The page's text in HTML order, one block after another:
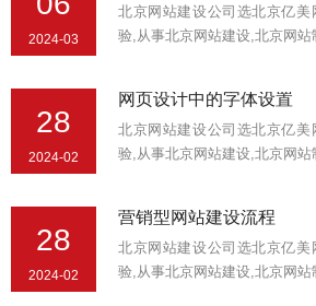
2024-03
北京网站建设公司选北京亿
验,从事北京网站建设,北京网站
28
2024-02
网页设计中的字体设置
北京网站建设公司选北京亿
验,从事北京网站建设,北京网站
28
2024-02
营销型网站建设流程
北京网站建设公司选北京亿
验,从事北京网站建设,北京网站